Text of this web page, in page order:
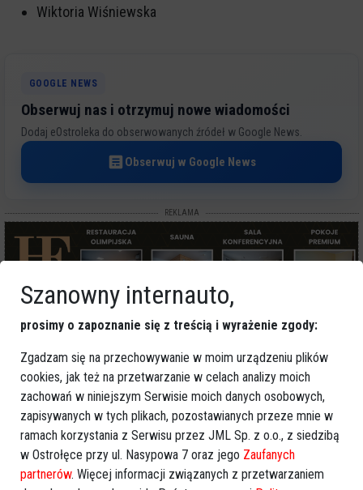
Wiktoria Wiśniewska
GOOGLE NEWS
Obserwuj nas i otrzymuj nowe wiadomości
Dodaj eOstroleka do obserwowanych źródeł w Google News.
Obserwuj w Google News
REKLAMA
Więcej o Poradnia Myszyniec konkurs kartka świąteczna
Szanowny internauto,
prosimy o zapoznanie się z treścią i wyrażenie zgody:
Zgadzam się na przechowywanie w moim urządzeniu plików
cookies, jak też na przetwarzanie w celach analizy moich
zachowań w niniejszym Serwisie moich danych osobowych,
zapisywanych w tych plikach, pozostawianych przeze mnie w
ramach korzystania z Serwisu przez JML Sp. z o.o., z siedzibą
w Ostrołęce przy ul. Nasypowa 7 oraz jego Zaufanych
partnerów. Więcej informacji związanych z przetwarzaniem